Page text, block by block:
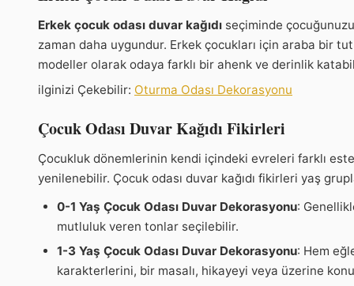
Erkek çocuk odası duvar kağıdı seçiminde
zaman daha uygundur. Erkek çocukları için araba bir
modeller olarak odaya farklı bir ahenk ve derinlik
ilginizi Çekebilir: Oturma Odası Dekorasyonu
Çocuk Odası Duvar Kağıdı Fikirleri
Çocukluk dönemlerinin kendi içindeki evreleri farklı
yenilenebilir. Çocuk odası duvar kağıdı fikirleri yaş
0-1 Yaş Çocuk Odası Duvar Dekorasyonu:
mutluluk veren tonlar seçilebilir.
1-3 Yaş Çocuk Odası Duvar Dekorasyonu: Hem
karakterlerini, bir masalı, hikayeyi veya üzerine